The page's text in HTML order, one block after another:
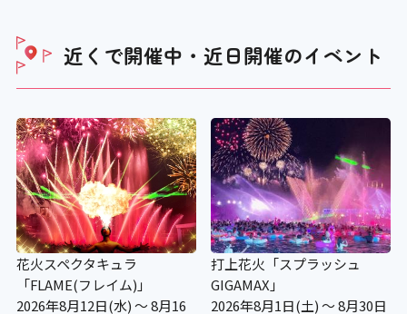
近くで開催中・近日開催のイベント
花火スペクタキュラ
「FLAME(フレイム)」
2026年8月12日(水) ～ 8月16
打上花火「スプラッシュ
GIGAMAX」
2026年8月1日(土) ～ 8月30日